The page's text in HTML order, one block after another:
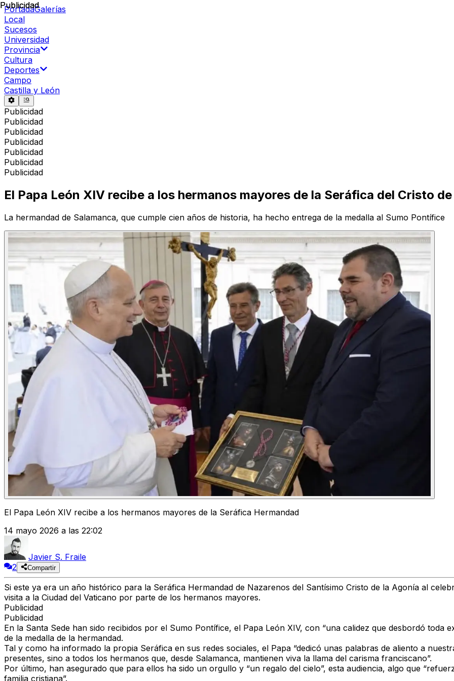
PortadaGalerías
Local
Sucesos
Universidad
Provincia
Cultura
Deportes
Campo
Castilla y León
Publicidad
Publicidad
Publicidad
Publicidad
Publicidad
Publicidad
Publicidad
Publicidad
El Papa León XIV recibe a los hermanos mayores de la Seráfica del Cristo
La hermandad de Salamanca, que cumple cien años de historia, ha hecho entrega de la medalla al Sumo Pontífice
El Papa León XIV recibe a los hermanos mayores de la Seráfica Hermandad
14 mayo 2026 a las 22:02
Javier S. Fraile
2
Compartir
Si este ya era un año histórico para la Seráfica Hermandad de Nazarenos del Santísimo Cristo de la Agonía al
visita a la Ciudad del Vaticano por parte de los hermanos mayores.
Publicidad
Publicidad
En la Santa Sede han sido recibidos por el Sumo Pontífice, el Papa León XIV, con “una calidez que desbordó toda
de la medalla de la hermandad.
Tal y como ha informado la propia Seráfica en sus redes sociales, el Papa “dedicó unas palabras de aliento a
presentes, sino a todos los hermanos que, desde Salamanca, mantienen viva la llama del carisma franciscano”.
Por último, han asegurado que para ellos ha sido un orgullo y “un regalo del cielo”, esta audiencia, algo que
familia cristiana”.
Publicidad